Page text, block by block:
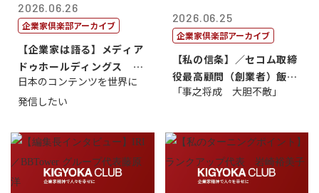
2026.06.26
企業家倶楽部アーカイブ
【企業家は語る】メディア
ドゥホールディングス 代
表取締役社長...
日本のコンテンツを世界に
発信したい
2026.06.25
企業家倶楽部アーカイブ
【私の信条】／セコム取締
役最高顧問（創業者）飯田
亮
「事之将成 大胆不敵」